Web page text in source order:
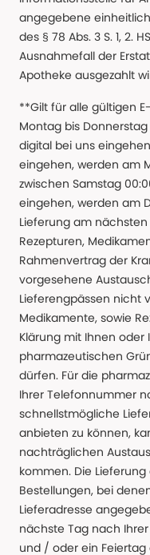
angegebene
des § 78 Abs. 3 S. 1, 2.
Ausnahmefall der
Apotheke ausgezahlt
**Gilt für alle gültigen
Montag bis Donnerstag
digital bei uns
eingehen, werden am
zwischen Samstag
eingehen, werden am
Lieferung am
Rezepturen,
Rahmenvertrag der
vorgesehene
Lieferengpässen nicht
Medikamente, sowie
Klärung mit Ihnen
pharmazeutischen
dürfen. Für die
Ihrer Telefonnummer
schnellstmögliche
anbieten zu können,
nachträglichen
kommen. Die
Bestellungen, bei
Lieferadresse
nächste Tag nach
und / oder ein